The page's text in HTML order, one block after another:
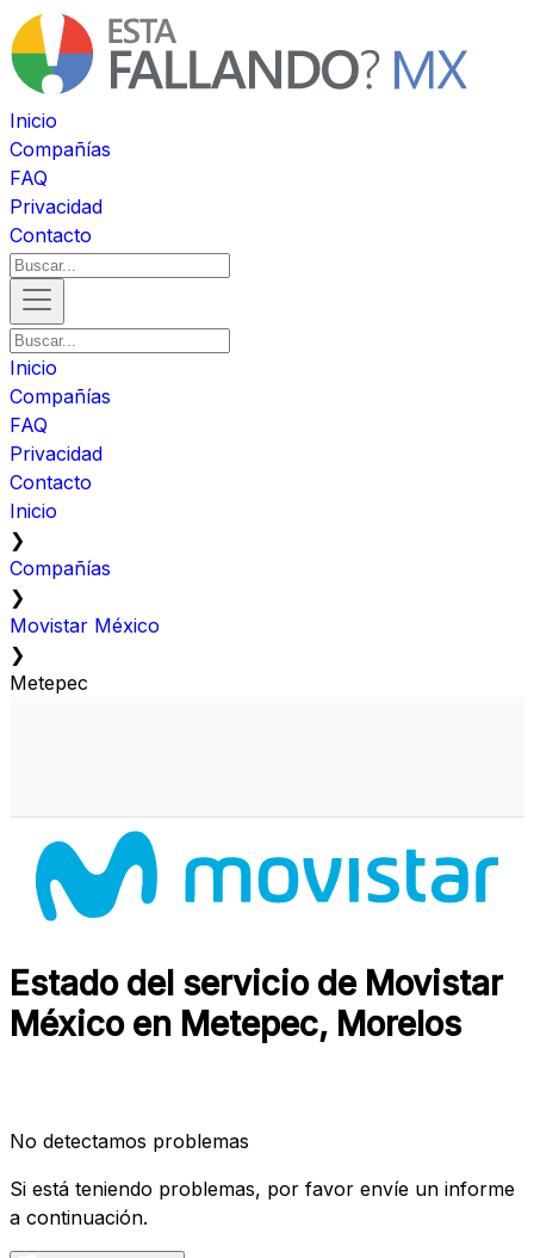
Inicio
Compañías
FAQ
Privacidad
Contacto
Inicio
Compañías
FAQ
Privacidad
Contacto
Inicio
❯
Compañías
❯
Movistar México
❯
Metepec
Estado del servicio de Movistar
México en Metepec, Morelos
No detectamos problemas
Si está teniendo problemas, por favor envíe un informe
a continuación.